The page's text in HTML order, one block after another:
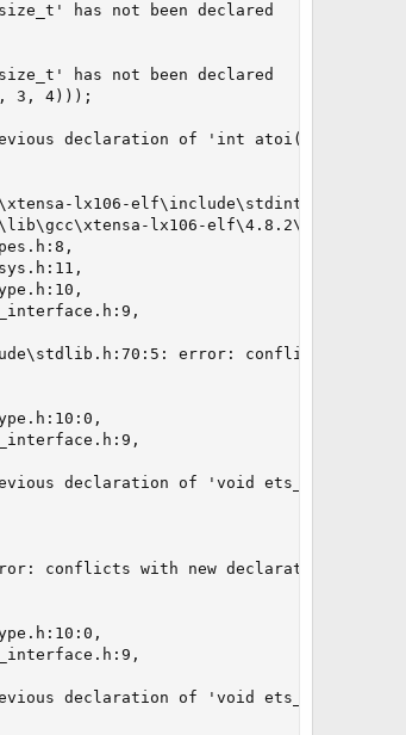
has not been declared
has not been declared
3, 4)));
declaration of 'int atoi(const
lx106-elf\include\stdint.h:12:0,
lx106-
error: conflicts with
declaration of 'void
error: conflicts with new declaration with
declaration of 'void